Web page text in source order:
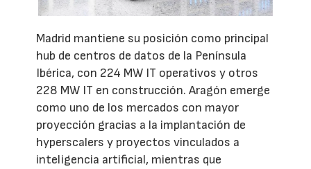
Madrid mantiene su posición como principal
hub de centros de datos de la Península
Ibérica, con 224 MW IT operativos y otros
228 MW IT en construcción. Aragón emerge
como uno de los mercados con mayor
proyección gracias a la implantación de
hyperscalers y proyectos vinculados a
inteligencia artificial, mientras que